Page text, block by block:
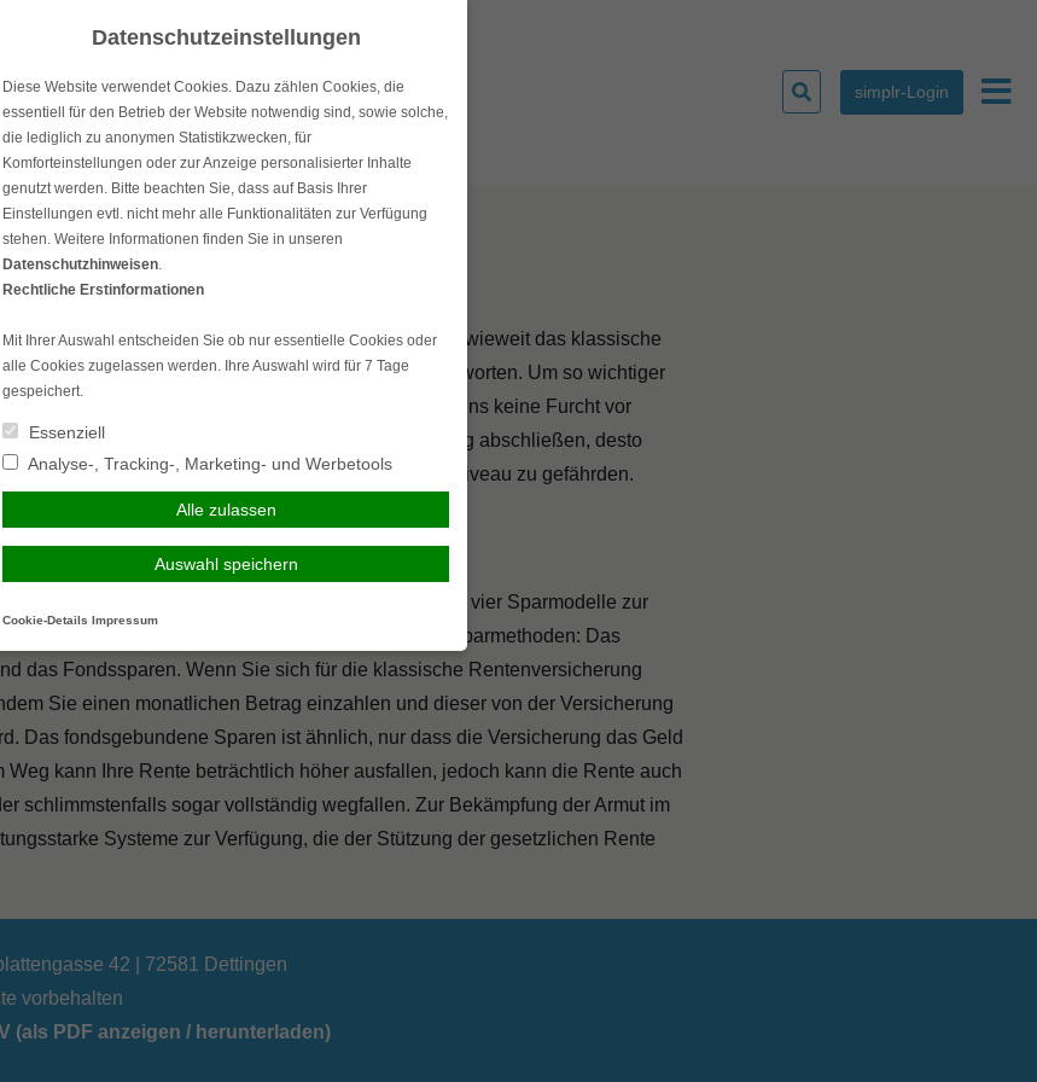
Suchen
nach:
simplr-Login
wird in unserer heutigen Zeit stark diskutiert. Inwieweit das klassische
zukünftig Bestand hat, lässt sich nicht beantworten. Um so wichtiger
Altersvorsorge, um nach dem Ende des Berufslebens keine Furcht vor
Je früher Sie eine private Rentenversicherung abschließen, desto
Beiträgen, ohne ein angemessenes Rentenniveau zu gefährden.
im Alter entgegenzuwirken, stehen Ihnen in der Regel vier Sparmodelle zur
unterscheiden sich hinsichtlich zwei verschiedener Sparmethoden: Das
das Fondssparen. Wenn Sie sich für die klassische Rentenversicherung
Sie einen monatlichen Betrag einzahlen und dieser von der Versicherung
Das fondsgebundene Sparen ist ähnlich, nur dass die Versicherung das Geld
Weg kann Ihre Rente beträchtlich höher ausfallen, jedoch kann die Rente auch
schlimmstenfalls sogar vollständig wegfallen. Zur Bekämpfung der Armut im
Systeme zur Verfügung, die der Stützung der gesetzlichen Rente
42 | 72581 Dettingen
vorbehalten
(als PDF anzeigen / herunterladen)
Datenschutzeinstellungen
Diese Website verwendet Cookies. Dazu zählen Cookies, die
essentiell für den Betrieb der Website notwendig sind, sowie solche,
die lediglich zu anonymen Statistikzwecken, für
Komforteinstellungen oder zur Anzeige personalisierter Inhalte
genutzt werden. Bitte beachten Sie, dass auf Basis Ihrer
Einstellungen evtl. nicht mehr alle Funktionalitäten zur Verfügung
stehen. Weitere Informationen finden Sie in unseren
Datenschutzhinweisen.
Rechtliche Erstinformationen
Mit Ihrer Auswahl entscheiden Sie ob nur essentielle Cookies oder
alle Cookies zugelassen werden. Ihre Auswahl wird für 7 Tage
gespeichert.
Essenziell
Analyse-, Tracking-, Marketing- und Werbetools
Alle zulassen
Auswahl speichern
Cookie-Details Impressum